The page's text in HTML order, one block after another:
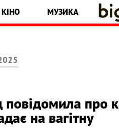
КІНО МУЗИКА
про
на вагітну